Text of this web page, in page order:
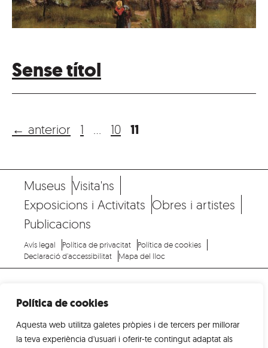
Política de cookies
Aquesta web utilitza galetes pròpies i de tercers per millorar
la teva experiència d'usuari i oferir-te contingut adaptat als
Sense títol
← anterior Pàgina
1 Pàgina
10 Pàgina
11
Museus Visita'ns
Exposicions i Activitats Obres i artistes
Publicacions
Avís legal Política de privacitat
Política de cookies
Declaració d’accessibilitat
Mapa del lloc
museus.olot.cat